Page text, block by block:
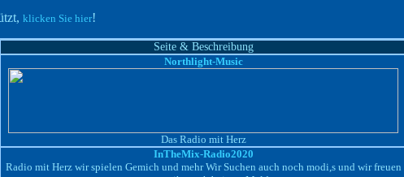
klicken Sie hier!
Seite & Beschreibung
Northlight-Music
Das Radio mit Herz
InTheMix-Radio2020
Radio mit Herz wir spielen Gemich und mehr Wir Suchen auch noch modi,s und wir freuen